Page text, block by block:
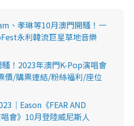
、孝琳等10月澳門開騷！一
永利韓流巨星草地音樂
！2023年澳門K-Pop演唱會
價/購票連結/粉絲福利/座位
｜Eason《FEAR AND
會》10月登陸威尼斯人